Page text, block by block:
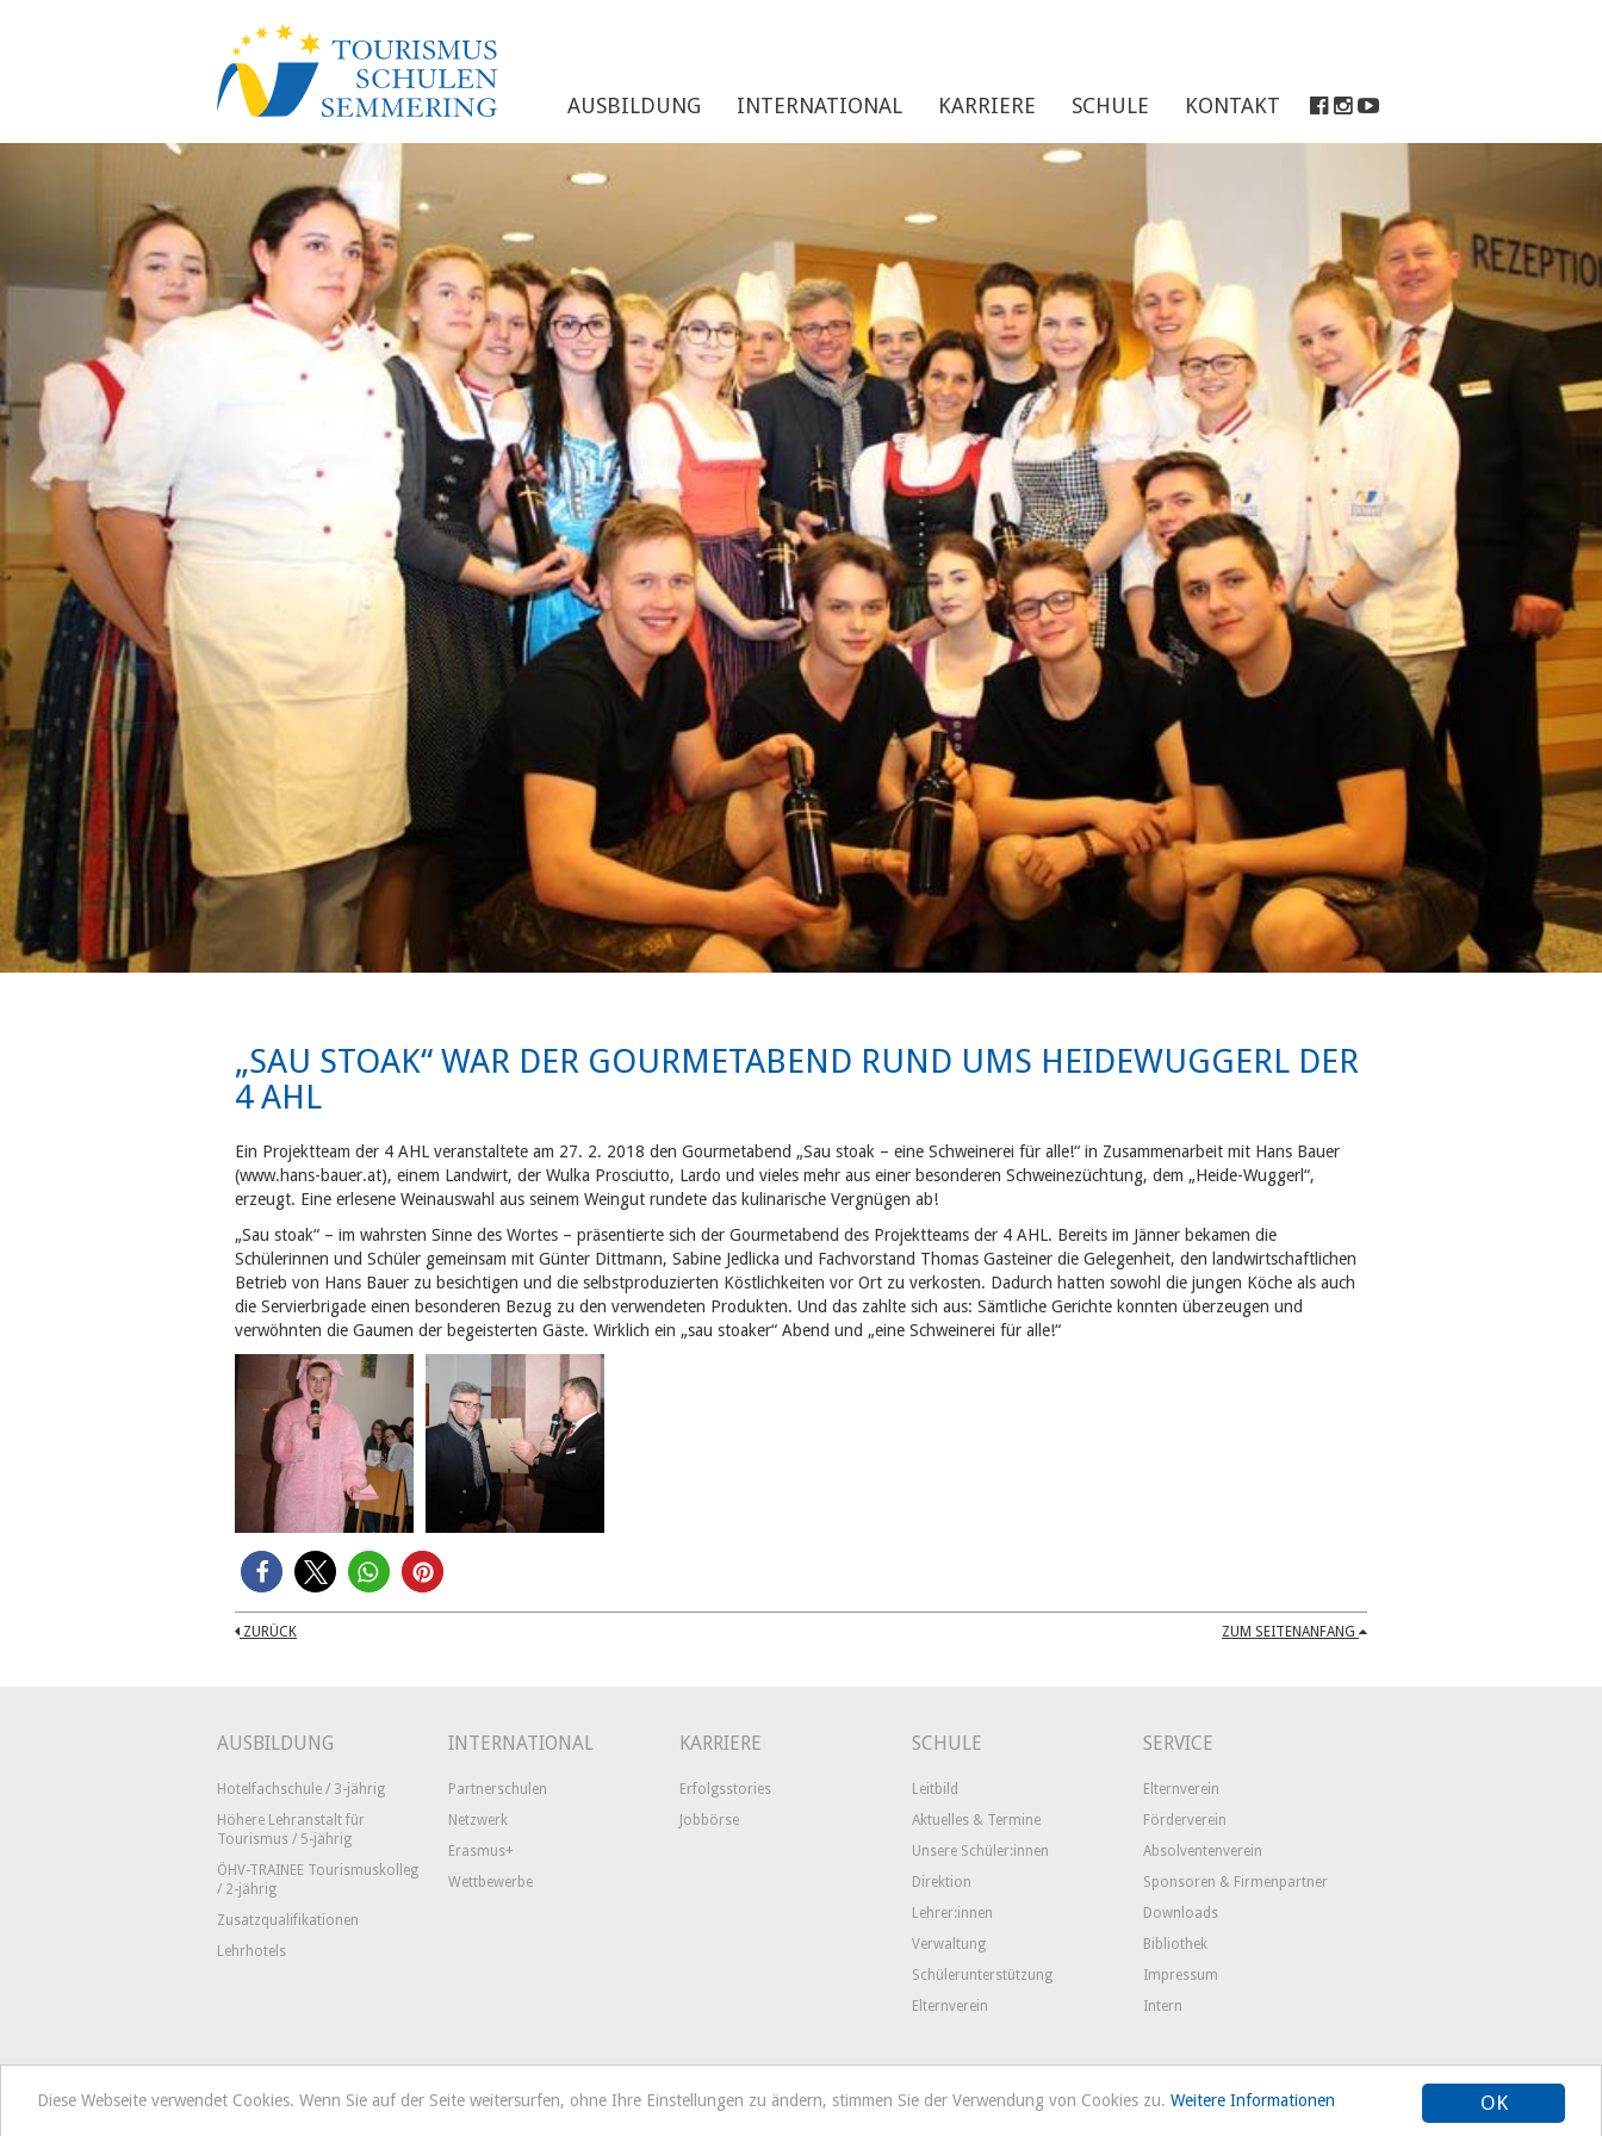
OK
Diese Webseite verwendet Cookies. Wenn Sie auf der Seite weitersurfen, ohne Ihre Einstellungen zu ändern, stimmen Sie der Verwendung von Cookies zu. Weitere Informationen
AUSBILDUNG INTERNATIONAL KARRIERE SCHULE KONTAKT
„SAU STOAK“ WAR DER GOURMETABEND RUND UMS HEIDEWUGGERL DER
4 AHL
Ein Projektteam der 4 AHL veranstaltete am 27. 2. 2018 den Gourmetabend „Sau stoak – eine Schweinerei für alle!“ in Zusammenarbeit mit Hans Bauer
(www.hans-bauer.at), einem Landwirt, der Wulka Prosciutto, Lardo und vieles mehr aus einer besonderen Schweinezüchtung, dem „Heide-Wuggerl“,
erzeugt. Eine erlesene Weinauswahl aus seinem Weingut rundete das kulinarische Vergnügen ab!
„Sau stoak“ – im wahrsten Sinne des Wortes – präsentierte sich der Gourmetabend des Projektteams der 4 AHL. Bereits im Jänner bekamen die
Schülerinnen und Schüler gemeinsam mit Günter Dittmann, Sabine Jedlicka und Fachvorstand Thomas Gasteiner die Gelegenheit, den landwirtschaftlichen
Betrieb von Hans Bauer zu besichtigen und die selbstproduzierten Köstlichkeiten vor Ort zu verkosten. Dadurch hatten sowohl die jungen Köche als auch
die Servierbrigade einen besonderen Bezug zu den verwendeten Produkten. Und das zahlte sich aus: Sämtliche Gerichte konnten überzeugen und
verwöhnten die Gaumen der begeisterten Gäste. Wirklich ein „sau stoaker“ Abend und „eine Schweinerei für alle!“
ZURÜCK ZUM SEITENANFANG
AUSBILDUNG
Hotelfachschule / 3-jährig
Höhere Lehranstalt für
Tourismus / 5-jährig
ÖHV-TRAINEE Tourismuskolleg
/ 2-jährig
Zusatzqualifikationen
Lehrhotels
INTERNATIONAL
Partnerschulen
Netzwerk
Erasmus+
Wettbewerbe
KARRIERE
Erfolgsstories
Jobbörse
SCHULE
Leitbild
Aktuelles & Termine
Unsere Schüler:innen
Direktion
Lehrer:innen
Verwaltung
Schülerunterstützung
Elternverein
SERVICE
Elternverein
Förderverein
Absolventenverein
Sponsoren & Firmenpartner
Downloads
Bibliothek
Impressum
Intern
Tourismusschulen Semmering Hochstraße 37 A-2680 Semmering
Tel. +43 2664/8192